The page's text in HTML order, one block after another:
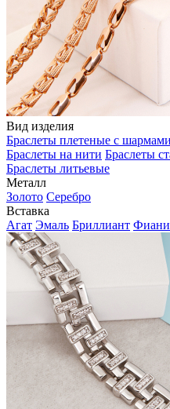
Вид изделия
Браслеты плетеные с шармами
Браслеты на нити Браслеты
Браслеты литьевые
Металл
Золото Серебро
Вставка
Агат Эмаль Бриллиант